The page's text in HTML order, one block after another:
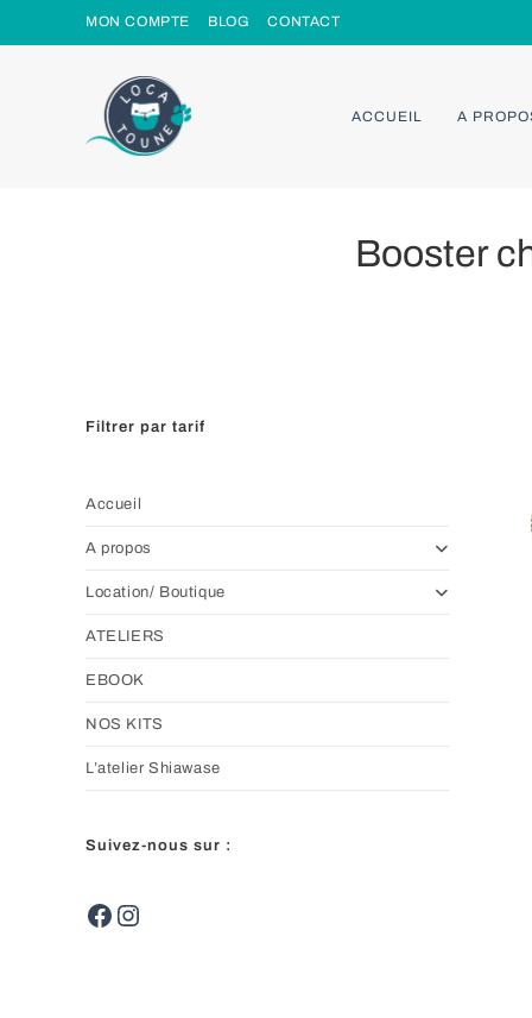
to
MON COMPTE BLOG CONTACT
ACCUEIL A
Booster
Filtrer par tarif
Accueil
A propos
Location/ Boutique
ATELIERS
EBOOK
NOS KITS
L’atelier Shiawase
Suivez-nous sur :
FacebookInstagram